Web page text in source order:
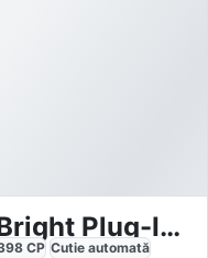
Volvo XC60 T6 Plus Bright Plug-In Hybrid AWD
CP Cutie automată